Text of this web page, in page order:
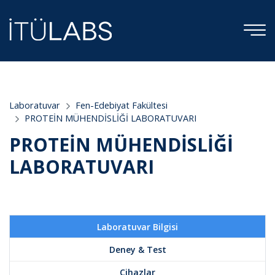
Laboratuvar
Fen-Edebiyat Fakültesi
PROTEİN MÜHENDİSLİĞİ LABORATUVARI
PROTEİN MÜHENDİSLİĞİ
LABORATUVARI
Laboratuvar Bilgisi
Deney & Test
Cihazlar